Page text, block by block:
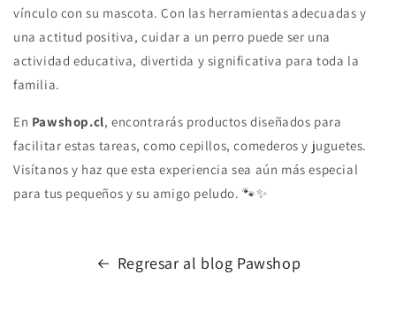
vínculo con su mascota. Con las herramientas adecuadas y
una actitud positiva, cuidar a un perro puede ser una
actividad educativa, divertida y significativa para toda la
familia.
En Pawshop.cl, encontrarás productos diseñados para
facilitar estas tareas, como cepillos, comederos y juguetes.
Visítanos y haz que esta experiencia sea aún más especial
para tus pequeños y su amigo peludo. 🐾✨
Regresar al blog Pawshop